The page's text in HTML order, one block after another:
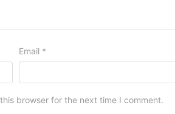
Email *
browser for the next time I comment.